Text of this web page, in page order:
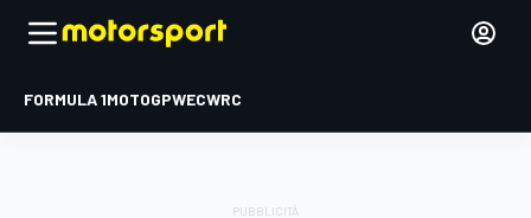
FORMULA 1MOTOGPWECWRC